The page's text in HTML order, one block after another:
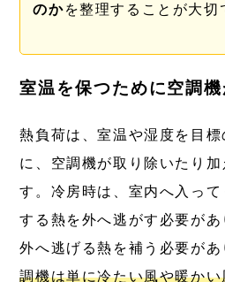
のかを整理することが大切
室温を保つために空調
熱負荷は、室温や湿度を目
に、空調機が取り除いたり
す。冷房時は、室内へ入っ
する熱を外へ逃がす必要があ
外へ逃げる熱を補う必要が
調機は単に冷たい風や暖か